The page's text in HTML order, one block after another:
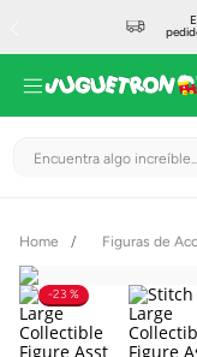
Encuentra algo
Figuras de
23 %